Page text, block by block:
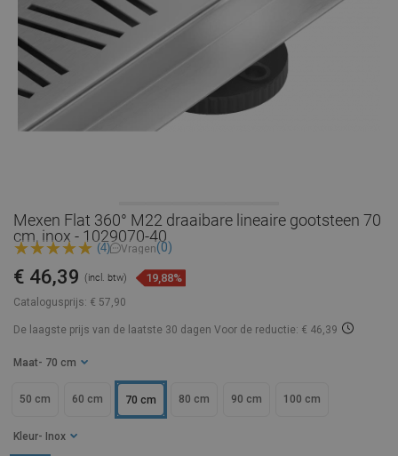
Mexen Flat 360° M22 draaibare lineaire gootsteen 70
cm, inox - 1029070-40
(4) Vragen(0)
Catalogusprijs: € 57,90
€ 46,39 (incl. btw) 19,88%
De laagste prijs van de laatste 30 dagen Voor de reductie: € 46,39
Maat - 70 cm
50 cm 60 cm 70 cm 80 cm 90 cm 100 cm
Kleur - Inox